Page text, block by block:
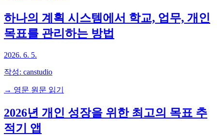
하나의 계획 시스템에서 학교, 업무, 개인
목표를 관리하는 방법
2026. 6. 5.
작성: canstudio
→ 영문 원문 읽기
2026년 개인 성장을 위한 최고의 목표 추
적기 앱